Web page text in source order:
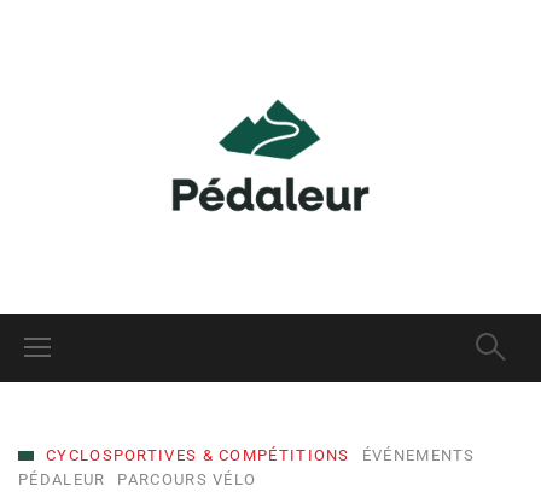
CYCLOSPORTIVES & COMPÉTITIONS
ÉVÉNEMENTS
PÉDALEUR
PARCOURS VÉLO